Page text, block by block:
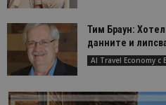
Тим Браун:
данните и
AI Travel Economy с